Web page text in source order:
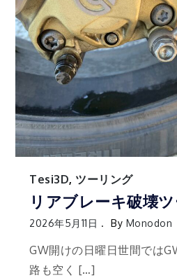
Tesi3D, ツーリング
リアブレーキ破壊
2026年5月11日 By Monodon
GW開けの日曜日世間では
路も空く […]